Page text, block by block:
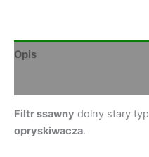
Opis
Filtr ssawny dolny stary typ
opryskiwacza.